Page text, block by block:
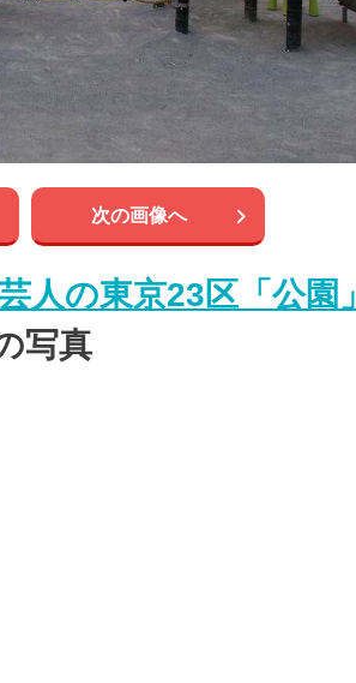
次の画像へ
人の東京23区「公園」
写真